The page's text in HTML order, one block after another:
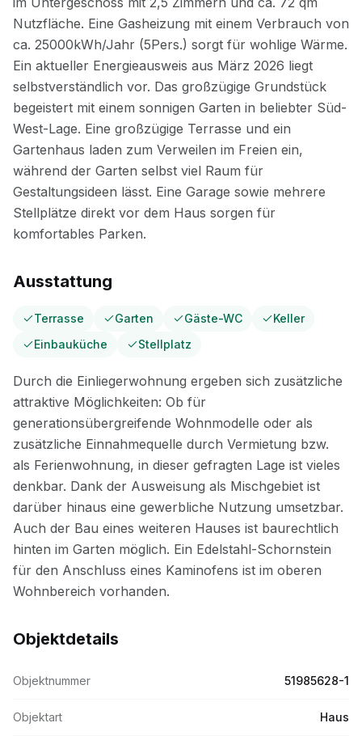
Ausstattung
Terrasse Garten Gäste-WC
Keller
Einbauküche
Stellplatz
Objektdetails
Objektnummer 51985628-1
Objektart Haus